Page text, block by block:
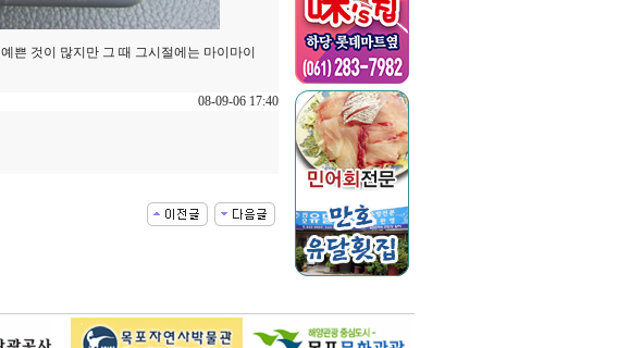
쁜 것이 많지만 그 때 그시절에는 마이마이
08-09-06 17:40